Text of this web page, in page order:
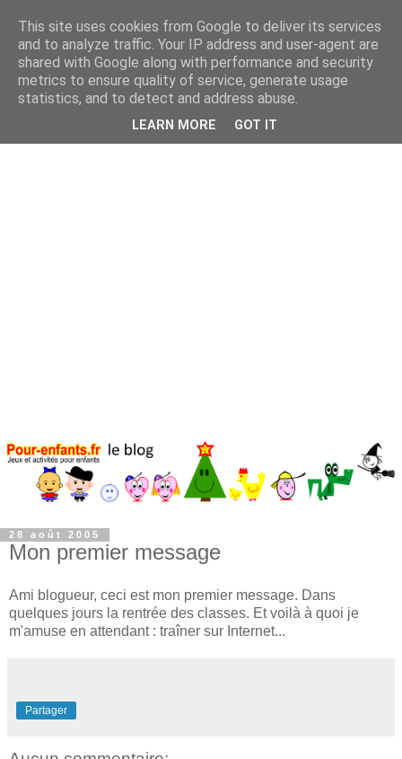
28 août 2005
Mon premier message
Ami blogueur, ceci est mon premier message. Dans
quelques jours la rentrée des classes. Et voilà à quoi je
m'amuse en attendant : traîner sur Internet...
Partager
This site uses cookies from Google to deliver its services
and to analyze traffic. Your IP address and user-agent are
shared with Google along with performance and security
metrics to ensure quality of service, generate usage
statistics, and to detect and address abuse.
LEARN MORE GOT IT